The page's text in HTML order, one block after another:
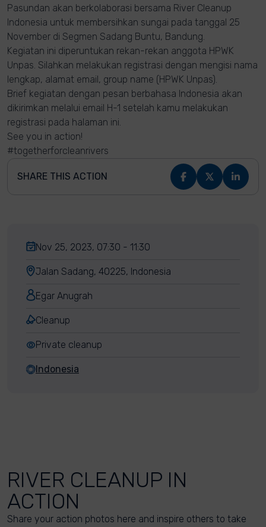
Pasundan akan berkolaborasi bersama River Cleanup
Indonesia untuk membersihkan sungai pada tanggal 25
November di Segmen Sadang Buntu, Bandung.
Kegiatan ini diperuntukan rekan-rekan anggota HPWK
Unpas. Silahkan melakukan registrasi dengan mengisi nama
lengkap, alamat email, group name (HPWK Unpas).
Brief kegiatan dengan pesan berbahasa Indonesia akan
dikirimkan melalui email H-1 setelah kamu melakukan
registrasi pada halaman ini.
See you in action!
#togetherforcleanrivers
SHARE THIS ACTION
Nov 25, 2023, 07:30 - 11:30
Jalan Sadang, 40225, Indonesia
Egar Anugrah
Cleanup
Private cleanup
Indonesia
RIVER CLEANUP IN
ACTION
Share your action photos here and inspire others to take